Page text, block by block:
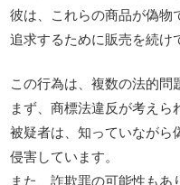
彼は、これらの商品が偽物
追求するために販売を続け
この行為は、複数の法的問
まず、商標法違反が考えら
被疑者は、知っていながら
侵害しています。
また、詐欺罪の可能性もあ